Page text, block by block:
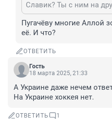
Славик? Ты с ним на
Пугачёву многие Аллой
её. И что?
ОТВЕТИТЬ
Гость
18 марта 2025, 21:33
А Украине даже нечем
На Украине хоккея нет.
ОТВЕТИТЬ 1